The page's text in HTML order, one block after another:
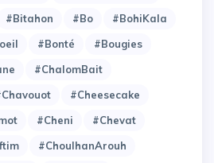
#Bitahon #Bo
#BohiKala
#Bonté
#Bougies
#ChalomBait
#Cheesecake
#Cheni
#Chevat
#ChoulhanArouh